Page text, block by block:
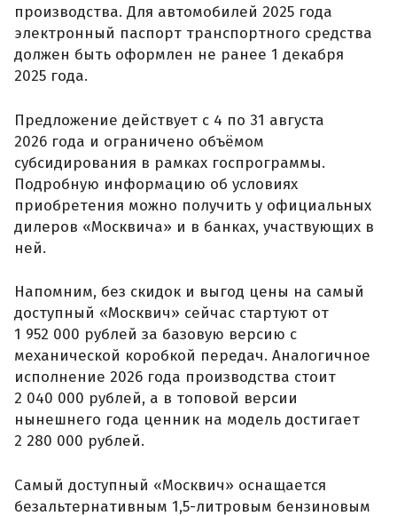
производства. Для автомобилей 2025 года
электронный паспорт транспортного средства
должен быть оформлен не ранее 1 декабря
2025 года.
Предложение действует с 4 по 31 августа
2026 года и ограничено объёмом
субсидирования в рамках госпрограммы.
Подробную информацию об условиях
приобретения можно получить у официальных
дилеров «Москвича» и в банках, участвующих в
ней.
Напомним, без скидок и выгод цены на самый
доступный «Москвич» сейчас стартуют от
1 952 000 рублей за базовую версию с
механической коробкой передач. Аналогичное
исполнение 2026 года производства стоит
2 040 000 рублей, а в топовой версии
нынешнего года ценник на модель достигает
2 280 000 рублей.
Самый доступный «Москвич» оснащается
безальтернативным 1,5-литровым бензиновым